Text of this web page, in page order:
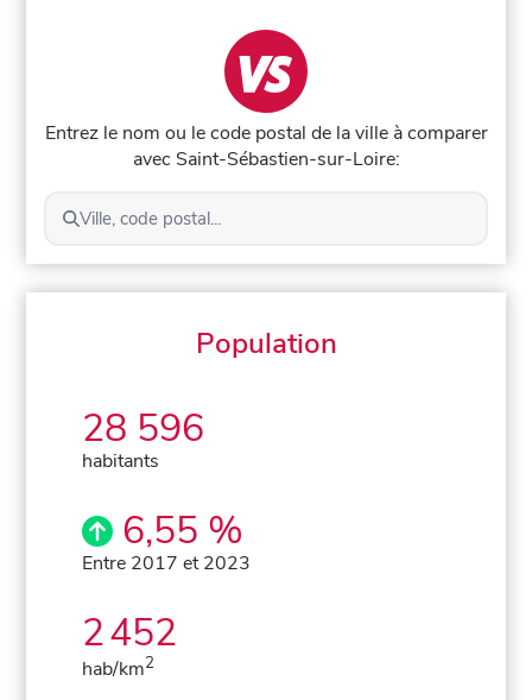
Entrez le nom ou le code postal de la ville à comparer
avec Saint-Sébastien-sur-Loire:
Ville, code postal...
Population
28 596
habitants
6,55 %
Entre 2017 et 2023
2 452
hab/km2